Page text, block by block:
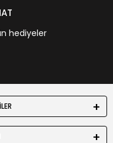
hediyeler